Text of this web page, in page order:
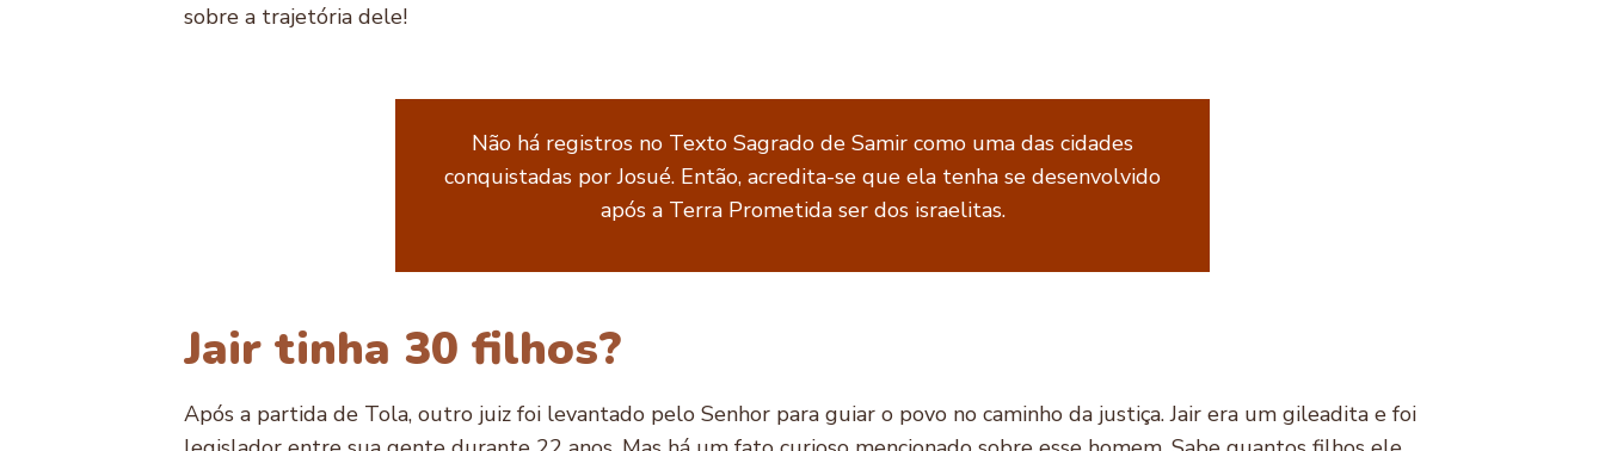
sobre a trajetória dele!
Não há registros no Texto Sagrado de Samir como uma das cidades
conquistadas por Josué. Então, acredita-se que ela tenha se desenvolvido
após a Terra Prometida ser dos israelitas.
Jair tinha 30 filhos?
Após a partida de Tola, outro juiz foi levantado pelo Senhor para guiar o povo no caminho da justiça. Jair era um gileadita e foi